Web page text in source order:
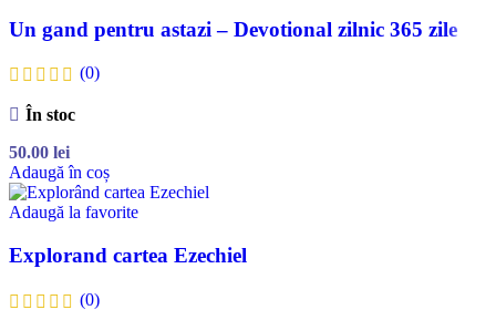
Un gand pentru astazi – Devotional zilnic 365 zile
(0)
În stoc
50.00 lei
Adaugă în coș
Adaugă la favorite
Explorand cartea Ezechiel
(0)